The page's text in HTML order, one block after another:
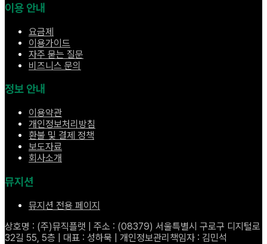
이용 안내
요금제
이용가이드
자주 묻는 질문
비즈니스 문의
정보 안내
이용약관
개인정보처리방침
환불 및 결제 정책
보도자료
회사소개
뮤지션
뮤지션 전용 페이지
상호명 : (주)뮤직플랫 | 주소 : (08379) 서울특별시 구로구 디지털로
32길 55, 5층 | 대표 : 성하묵 | 개인정보관리책임자 : 김민석